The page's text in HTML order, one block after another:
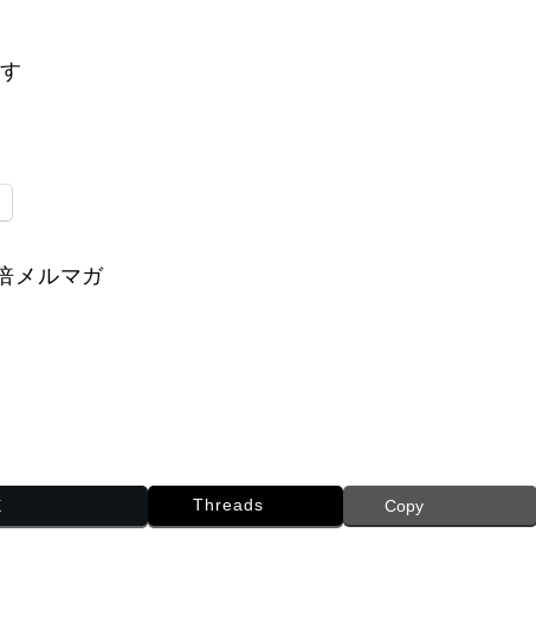
メルマガ
Threads Copy